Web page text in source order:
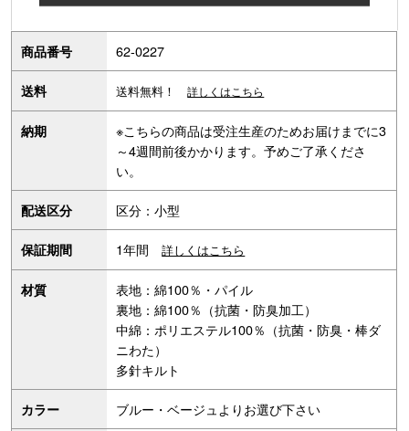
商品番号 62-0227
送料 送料無料！ 詳しくはこちら
納期
※こちらの商品は受注生産のためお届けまでに3
～4週間前後かかります。予めご了承くださ
い。
配送区分 区分：小型
保証期間 1年間詳しくはこちら
材質
表地：綿100％・パイル
裏地：綿100％（抗菌・防臭加工）
中綿：ポリエステル100％（抗菌・防臭・棒ダ
ニわた）
多針キルト
カラー ブルー・ベージュよりお選び下さい